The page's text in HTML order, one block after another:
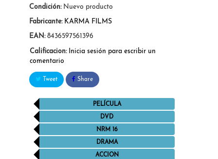
Condición: Nuevo producto
Fabricante: KARMA FILMS
EAN: 8436597561396
Calificacion: Inicia sesión para escribir un
comentario
Tweet Share
PELÍCULA
DVD
NRM 16
DRAMA
ACCION